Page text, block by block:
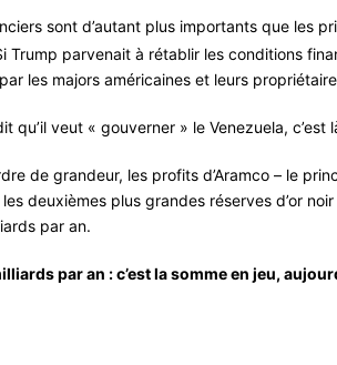
sont d’autant plus importants que les
Trump parvenait à rétablir les conditions
les majors américaines et leurs
qu’il veut « gouverner » le Venezuela, c’est
de grandeur, les profits d’Aramco – le
deuxièmes plus grandes réserves d’or
par an.
par an : c’est la somme en jeu,